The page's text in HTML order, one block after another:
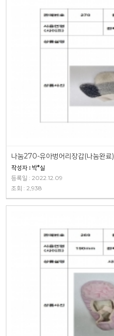
나눔270-유아벙어리장갑(나눔완료)
작성자 : 박*실
등록일 : 2022.12.09
조회 : 2,938